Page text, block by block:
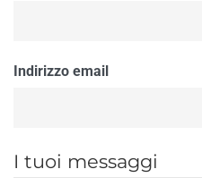
Indirizzo email
I tuoi messaggi